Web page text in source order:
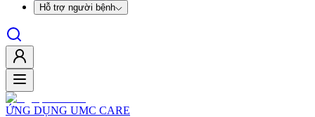
Hỗ trợ người bệnh
ỨNG DỤNG UMC CARE